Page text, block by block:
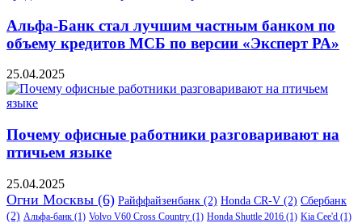
Альфа-Банк стал лучшим частным банком по
объему кредитов МСБ по версии «Эксперт РА»
25.04.2025
Почему офисные работники разговаривают на
птичьем языке
25.04.2025
Огни Москвы (6) Райффайзенбанк (2) Honda CR-V (2) Сбербанк
(2) Альфа-банк (1) Volvo V60 Cross Country (1) Honda Shuttle 2016 (1) Kia Cee'd (1)